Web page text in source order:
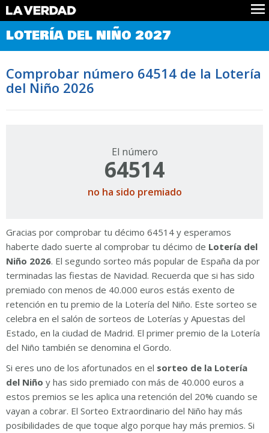
Comprobar Loteria del Niño
Premios
Noticias
Datos
Historia
LOTERÍA DEL NIÑO 2027
Comprobar número 64514 de la Lotería
del Niño 2026
El número
64514
no ha sido premiado
Gracias por comprobar tu décimo 64514 y esperamos
haberte dado suerte al comprobar tu décimo de Lotería del
Niño 2026. El segundo sorteo más popular de España da por
terminadas las fiestas de Navidad. Recuerda que si has sido
premiado con menos de 40.000 euros estás exento de
retención en tu premio de la Lotería del Niño. Este sorteo se
celebra en el salón de sorteos de Loterías y Apuestas del
Estado, en la ciudad de Madrid. El primer premio de la Lotería
del Niño también se denomina el Gordo.
Si eres uno de los afortunados en el sorteo de la Lotería
del Niño y has sido premiado con más de 40.000 euros a
estos premios se les aplica una retención del 20% cuando se
vayan a cobrar. El Sorteo Extraordinario del Niño hay más
posibilidades de que toque algo porque hay más premios. Si